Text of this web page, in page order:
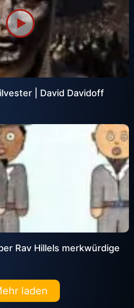
| David Davidoff
Rav Hillels merkwürdige
laden